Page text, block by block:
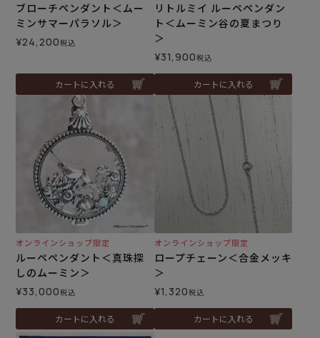
ブローチペンダント＜ムー
ミンサマーパラソル＞
¥24,200税込
カートに入れる
リトルミイ ルーペペンダン
ト＜ムーミン谷の夏まつり
＞
¥31,900税込
カートに入れる
オンラインショップ限定
ルーペペンダント＜真珠探
しのムーミン＞
¥33,000税込
カートに入れる
オンラインショップ限定
ロープチェーン＜合金メッキ
＞
¥1,320税込
カートに入れる